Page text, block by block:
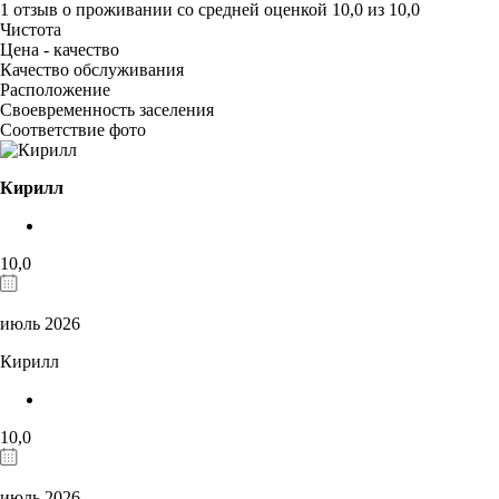
1 отзыв о проживании со средней оценкой 10,0 из 10,0
Чистота
Цена - качество
Качество обслуживания
Расположение
Своевременность заселения
Соответствие фото
Кирилл
10,0
июль 2026
Кирилл
10,0